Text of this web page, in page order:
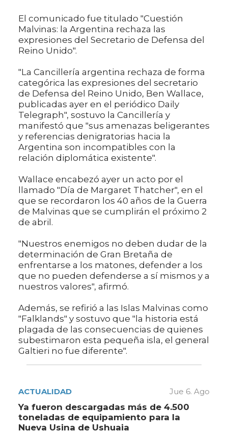
El comunicado fue titulado "Cuestión
Malvinas: la Argentina rechaza las
expresiones del Secretario de Defensa del
Reino Unido".
"La Cancillería argentina rechaza de forma
categórica las expresiones del secretario
de Defensa del Reino Unido, Ben Wallace,
publicadas ayer en el periódico Daily
Telegraph", sostuvo la Cancillería y
manifestó que "sus amenazas beligerantes
y referencias denigratorias hacia la
Argentina son incompatibles con la
relación diplomática existente".
Wallace encabezó ayer un acto por el
llamado "Día de Margaret Thatcher", en el
que se recordaron los 40 años de la Guerra
de Malvinas que se cumplirán el próximo 2
de abril.
"Nuestros enemigos no deben dudar de la
determinación de Gran Bretaña de
enfrentarse a los matones, defender a los
que no pueden defenderse a sí mismos y a
nuestros valores", afirmó.
Además, se refirió a las Islas Malvinas como
"Falklands" y sostuvo que "la historia está
plagada de las consecuencias de quienes
subestimaron esta pequeña isla, el general
Galtieri no fue diferente".
ACTUALIDAD Jue 6. Ago
Ya fueron descargadas más de 4.500
toneladas de equipamiento para la
Nueva Usina de Ushuaia